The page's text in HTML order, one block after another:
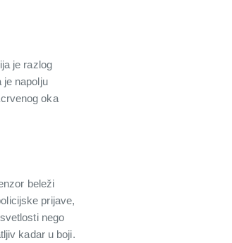
je razlog
je napolju
oka
beleži
prijave,
nego
kadar u boji.